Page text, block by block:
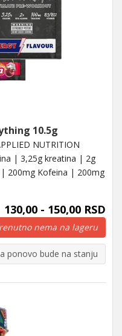
10.5g
NUTRITION
| 3,25g kreatina | 2g
200mg Kofeina | 200mg
130,00 - 150,00 RSD
nema na lageru
ponovo bude na stanju